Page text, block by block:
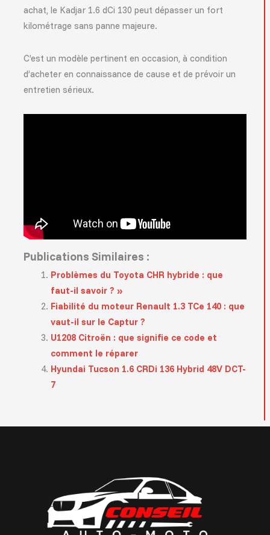
achat, le Kadjar 1.6 dCi 130 peut dépasser un fort
kilométrage sans panne majeure.
C’est un modèle pertinent en occasion, à condition
d’acheter en connaissance de cause et de prévoir un
entretien sérieux.
Publications Similaires :
Problèmes du Toyota CHR hybride : que
faut-il savoir ? »
Fiabilité du moteur Renault 1.3 TCe 140 : que
vaut-il sur le Captur ?
U1208 Citroën : que signifie ce code et
comment le réparer
Hyundai Tucson 1.6 CRDi 136 Hybrid 48V DCT-
7